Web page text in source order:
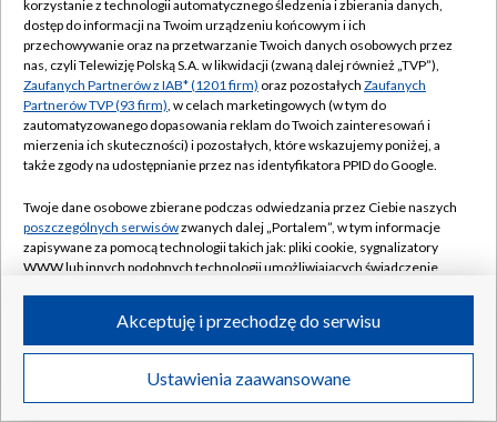
korzystanie z technologii automatycznego śledzenia i zbierania danych,
dostęp do informacji na Twoim urządzeniu końcowym i ich
przechowywanie oraz na przetwarzanie Twoich danych osobowych przez
nas, czyli Telewizję Polską S.A. w likwidacji (zwaną dalej również „TVP”),
Zaufanych Partnerów z IAB* (1201 firm) oraz pozostałych Zaufanych
Partnerów TVP (93 firm), w celach marketingowych (w tym do
zautomatyzowanego dopasowania reklam do Twoich zainteresowań i
mierzenia ich skuteczności) i pozostałych, które wskazujemy poniżej, a
także zgody na udostępnianie przez nas identyfikatora PPID do Google.
Twoje dane osobowe zbierane podczas odwiedzania przez Ciebie naszych
poszczególnych serwisówzwanych dalej „Portalem”, w tym informacje
zapisywane za pomocą technologii takich jak: pliki cookie, sygnalizatory
WWW lub innych podobnych technologii umożliwiających świadczenie
ruchu w Internecie.
Twoje dane osobowe zbierane podczas odwiedzania przez Ciebie
poszczególnych serwisówna Portalu, takie jak adresy IP, identyfikatory
Ustawienia zaawansowane
Akceptuję i przechodzę do serwisu